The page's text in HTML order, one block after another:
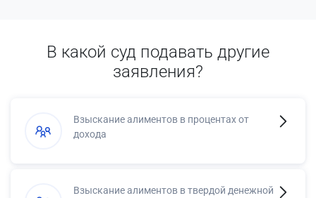
В какой суд подавать другие
заявления?
Взыскание алиментов в процентах от
дохода
Взыскание алиментов в твердой денежной